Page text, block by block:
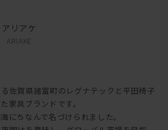
アリアケ
ARIAKE
佐賀県諸富町のレグナテックと平田椅子
家具ブランドです。
にちなんで名づけられました。